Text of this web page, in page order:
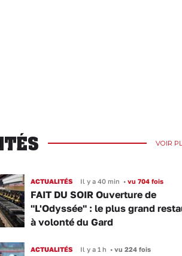
VOIR
ACTUALITÉS Il y a 40 min •vu 704 fois
FAIT DU SOIR Ouverture de
"L'Odyssée" : le plus grand
à volonté du Gard
ACTUALITÉS Il y a 1 h •vu 224 fois